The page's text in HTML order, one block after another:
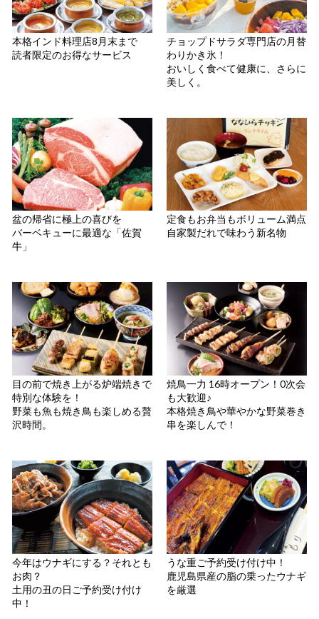
本格インド料理店8月末まで
読者限定のお得なサービス
チョップドサラダ専門店の月替
わりかき氷！
おいしく食べて健康に、さらに
美しく。
盆の帰省に極上の喜びを
バーベキューに最適な「佐賀
牛」
定食もお弁当もボリューム満点
自家製だれで味わう新名物
目の前で焼き上がる炉端焼きで
特別な体験を！
野菜も魚も焼き鳥も楽しめる贅
沢時間。
焼鳥一力 16時オープン！0次会
も大歓迎♪
本格焼き鳥や華やかな野菜巻き
串を楽しんで！
今年はウナギにする？それとも
お肉？
土用の丑の日ご予約受け付け
中！
うな重ご予約受け付け中！
鹿児島県産の脂の乗ったウナギ
を厳選